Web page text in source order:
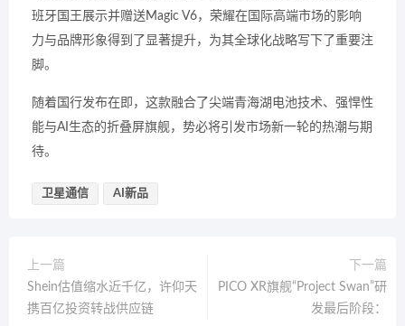
班牙国王展示并赠送Magic V6，荣耀在国际高端市场的影响
力与品牌形象得到了显著提升，为其全球化战略写下了重要注
脚。
随着国行发布在即，这款融合了尖端青海湖电池技术、强悍性
能与AI生态的折叠屏旗舰，势必将引发市场新一轮的热潮与期
待。
卫星通信 AI新品
上一篇
Shein估值缩水近千亿，许仰天
携百亿投资转战供应链
下一篇
PICO XR旗舰“Project Swan”研
发最后阶段：